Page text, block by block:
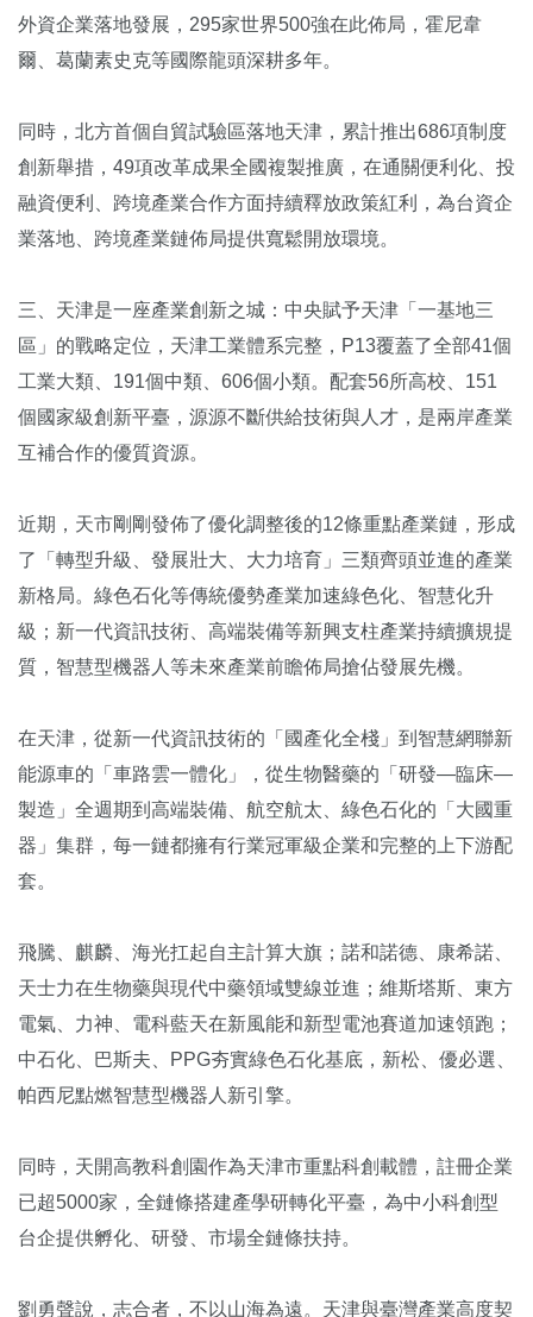
外資企業落地發展，295家世界500強在此佈局，霍尼韋
爾、葛蘭素史克等國際龍頭深耕多年。
同時，北方首個自貿試驗區落地天津，累計推出686項制度
創新舉措，49項改革成果全國複製推廣，在通關便利化、投
融資便利、跨境產業合作方面持續釋放政策紅利，為台資企
業落地、跨境產業鏈佈局提供寬鬆開放環境。
三、天津是一座產業創新之城：中央賦予天津「一基地三
區」的戰略定位，天津工業體系完整，P13覆蓋了全部41個
工業大類、191個中類、606個小類。配套56所高校、151
個國家級創新平臺，源源不斷供給技術與人才，是兩岸產業
互補合作的優質資源。
近期，天市剛剛發佈了優化調整後的12條重點產業鏈，形成
了「轉型升級、發展壯大、大力培育」三類齊頭並進的產業
新格局。綠色石化等傳統優勢產業加速綠色化、智慧化升
級；新一代資訊技術、高端裝備等新興支柱產業持續擴規提
質，智慧型機器人等未來產業前瞻佈局搶佔發展先機。
在天津，從新一代資訊技術的「國產化全棧」到智慧網聯新
能源車的「車路雲一體化」，從生物醫藥的「研發—臨床—
製造」全週期到高端裝備、航空航太、綠色石化的「大國重
器」集群，每一鏈都擁有行業冠軍級企業和完整的上下游配
套。
飛騰、麒麟、海光扛起自主計算大旗；諾和諾德、康希諾、
天士力在生物藥與現代中藥領域雙線並進；維斯塔斯、東方
電氣、力神、電科藍天在新風能和新型電池賽道加速領跑；
中石化、巴斯夫、PPG夯實綠色石化基底，新松、優必選、
帕西尼點燃智慧型機器人新引擎。
同時，天開高教科創園作為天津市重點科創載體，註冊企業
已超5000家，全鏈條搭建產學研轉化平臺，為中小科創型
台企提供孵化、研發、市場全鏈條扶持。
劉勇聲說，志合者，不以山海為遠。天津與臺灣產業高度契